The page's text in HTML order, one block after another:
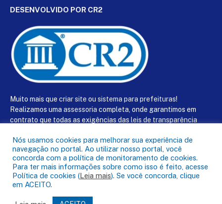
DESENVOLVIDO POR CR2
Muito mais que criar site ou sistema para prefeituras!
Realizamos uma assessoria completa, onde garantimos em
contrato que todas as exigências das leis de transparência
Conheça oPNTPe oRadar da Transparência Pública
Todos os direitos reservados a Câmara Municipal de Salinópolis
Nós usamos cookies para melhorar sua experiência de
navegação no portal. Ao utilizar nosso portal, você
concorda com a política de monitoramento de cookies.
Para ter mais informações sobre como isso é feito, acesse
Política de cookies (Leia mais). Se você concorda, clique
em ACEITO.